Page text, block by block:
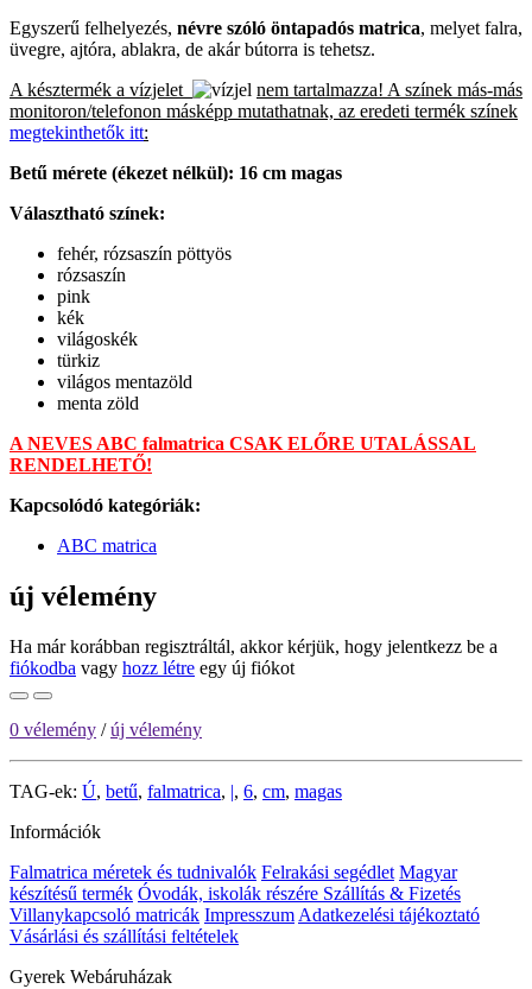
Egyszerű felhelyezés, névre szóló öntapadós matrica, melyet falra,
üvegre, ajtóra, ablakra, de akár bútorra is tehetsz.
A késztermék a vízjelet
nem tartalmazza! A színek más-más
monitoron/telefonon másképp mutathatnak, az eredeti termék színek
megtekinthetők itt:
Betű mérete (ékezet nélkül): 16 cm magas
Választható színek:
fehér, rózsaszín pöttyös
rózsaszín
pink
kék
világoskék
türkiz
világos mentazöld
menta zöld
A NEVES ABC falmatrica CSAK ELŐRE UTALÁSSAL
RENDELHETŐ!
Kapcsolódó kategóriák:
ABC matrica
új vélemény
Ha már korábban regisztráltál, akkor kérjük, hogy jelentkezz be a
fiókodba vagy hozz létre egy új fiókot
0 vélemény /új vélemény
TAG-ek: Ú, betű, falmatrica, |, 6, cm, magas
Információk
Falmatrica méretek és tudnivalók Felrakási segédlet Magyar
készítésű termék Óvodák, iskolák részére Szállítás & Fizetés
Villanykapcsoló matricák Impresszum Adatkezelési tájékoztató
Vásárlási és szállítási feltételek
Gyerek Webáruházak